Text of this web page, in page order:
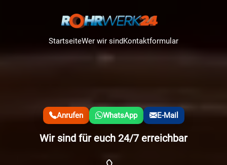
StartseiteWer wir sindKontaktformular
Anrufen WhatsApp E-Mail
Wir sind für euch 24/7 erreichbar